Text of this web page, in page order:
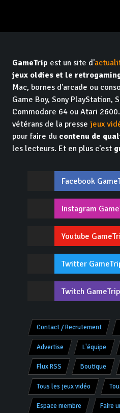
GameTrip est un site d'
jeux oldies et le
Mac, bornes d'arcade ou
Game Boy, Sony PlayStation,
Commodore 64 ou Atari
vétérans de la presse jeux
pour faire du contenu de
les lecteurs. Et en plus c'est
Facebook
Instagram
Youtube
Twitter
Twitch GameTrip
Contact / Recrutement
Advertise L'équipe
Flux RSS Boutique
Tous les jeux vidéo
Espace membre Faire